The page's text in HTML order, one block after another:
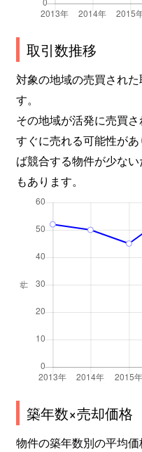
取引数推移
対象の地域の売買され
す。
その地域が活発に売買
すぐに売れる可能性が
ば競合する物件が少な
もあります。
築年数×売却価格
物件の築年数別の平均価